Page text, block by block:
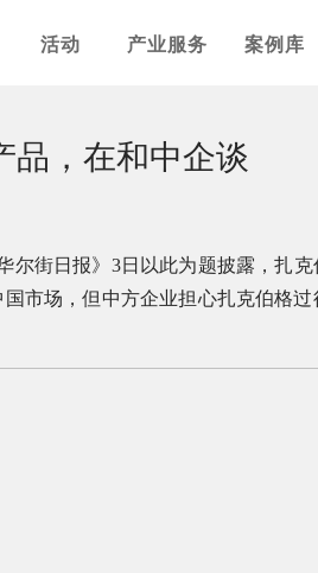
活动 产业服务 案例库
品，在和中企谈
街日报》3日以此为题披露，扎克
市场，但中方企业担心扎克伯格